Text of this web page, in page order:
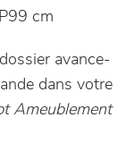
cm
avance-
dans votre
Ameublement